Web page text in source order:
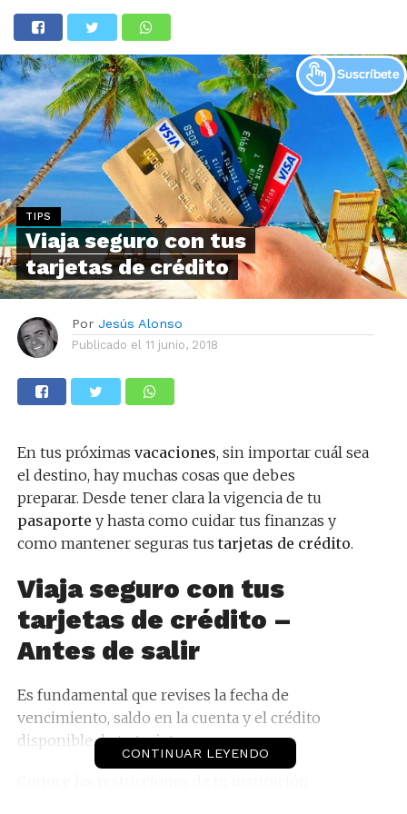
TIPS
Viaja seguro con tus
tarjetas de crédito
Por Jesús Alonso
Publicado el 11 junio, 2018
En tus próximas vacaciones, sin importar cuál sea
el destino, hay muchas cosas que debes
preparar. Desde tener clara la vigencia de tu
pasaporte y hasta como cuidar tus finanzas y
como mantener seguras tus tarjetas de crédito.
Viaja seguro con tus
tarjetas de crédito –
Antes de salir
Es fundamental que revises la fecha de
vencimiento, saldo en la cuenta y el crédito
disponible de tutarjeta.
CONTINUAR LEYENDO